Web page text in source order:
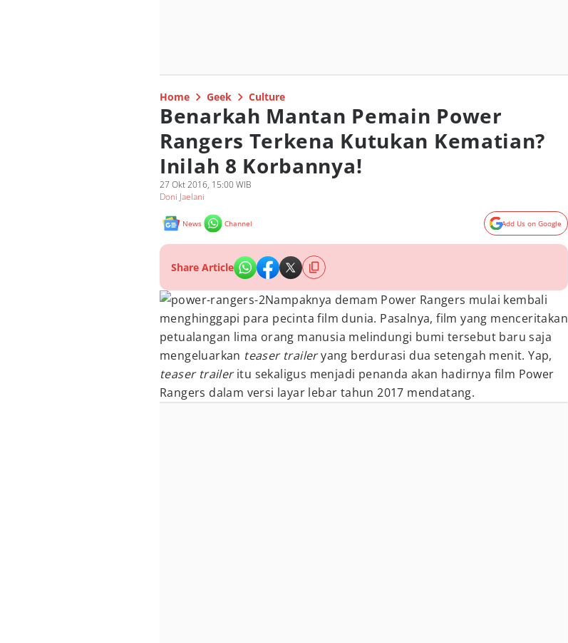
Home Geek Culture
Benarkah Mantan Pemain Power
Rangers Terkena Kutukan Kematian?
Inilah 8 Korbannya!
27 Okt 2016, 15:00 WIB
Doni Jaelani
News Channel Add Us on Google
Share Article
Nampaknya demam Power Rangers mulai kembali
menghinggapi para pecinta film dunia. Pasalnya, film yang menceritakan
petualangan lima orang manusia melindungi bumi tersebut baru saja
mengeluarkan teaser traileryang berdurasi dua setengah menit. Yap,
teaser traileritu sekaligus menjadi penanda akan hadirnya film Power
Rangers dalam versi layar lebar tahun 2017 mendatang.